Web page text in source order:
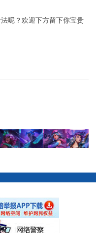
呢？欢迎下方留下你宝贵